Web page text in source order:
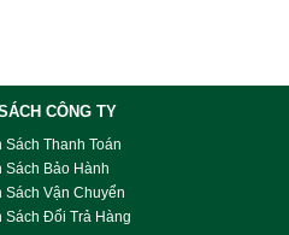
CÔNG TY
Sách Thanh Toán
Sách Bảo Hành
Sách Vận Chuyển
Sách Đổi Trả Hàng